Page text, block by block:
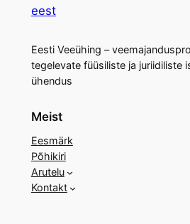
eest
Eesti Veeühing –
tegelevate füüsiliste ja juriidiliste
ühendus
Meist
Eesmärk
Põhikiri
Arutelu
Kontakt